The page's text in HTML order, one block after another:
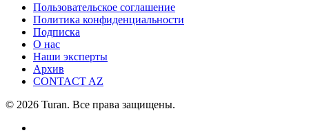
Пользовательское соглашение
Политика конфиденциальности
Подписка
О нас
Наши эксперты
Архив
CONTACT AZ
© 2026 Turan. Все права защищены.